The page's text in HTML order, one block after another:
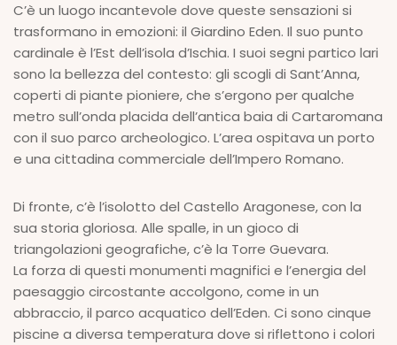
C’è un luogo incantevole dove queste sensazioni si
trasformano in emozioni: il Giardino Eden. Il suo punto
cardinale è l’Est dell’isola d’Ischia. I suoi segni partico lari
sono la bellezza del contesto: gli scogli di Sant’Anna,
coperti di piante pioniere, che s’ergono per qualche
metro sull’onda placida dell’antica baia di Cartaromana
con il suo parco archeologico. L’area ospitava un porto
e una cittadina commerciale dell’Impero Romano.
Di fronte, c’è l’isolotto del Castello Aragonese, con la
sua storia gloriosa. Alle spalle, in un gioco di
triangolazioni geografiche, c’è la Torre Guevara.
La forza di questi monumenti magnifici e l’energia del
paesaggio circostante accolgono, come in un
abbraccio, il parco acquatico dell’Eden. Ci sono cinque
piscine a diversa temperatura dove si riflettono i colori